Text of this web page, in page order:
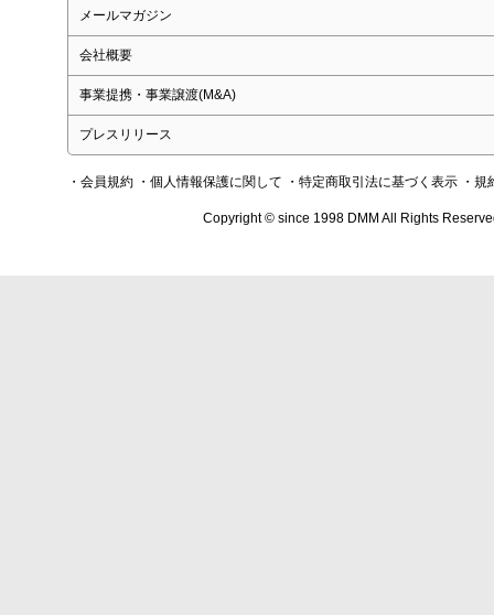
メールマガジン
会社概要
事業提携・事業譲渡(M&A)
プレスリリース
・会員規約 ・個人情報保護に関して ・特定商取引法に基づく表示 ・規
Copyright © since 1998 DMM All Rights